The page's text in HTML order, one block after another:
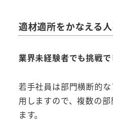
適材適所をかなえる
業界未経験者でも挑戦で
若手社員は部門横断的
用しますので、複数の
ます。